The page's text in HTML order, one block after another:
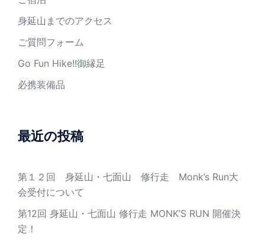
身延山までのアクセス
ご質問フォーム
Go Fun Hike!!御縁足
必携装備品
最近の投稿
第１２回 身延山・七面山 修行走 Monk’s Run大
会受付について
第12回 身延山・七面山 修行走 MONK’S RUN 開催決
定！